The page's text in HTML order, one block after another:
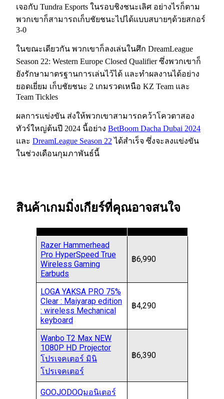
เจอกับ Tundra Esports ในรอบชิงชนะเลิศ อย่างไรก็ตาม
พวกเขาก็สามารถเก็บชัยชนะไปได้แบบสบายๆด้วยสกอร์
3-0
ในขณะเดียวกัน พวกเขาก็ลงเล่นในศึก DreamLeague
Season 22: Western Europe Closed Qualifier ซึ่งพวกเขาก็
ยังรักษามาตรฐานการเล่นไว้ได้ และทำผลงานได้อย่าง
ยอดเยี่ยม เก็บชัยชนะ 2 เกมรวดเหนือ KZ Team และ
Team Tickles
ผลการแข่งขัน ส่งให้พวกเขาสามารถคว้าโควตาสอง
ทัวร์ใหญ่ต้นปี 2024 นี้อย่าง BetBoom Dacha Dubai 2024
และ DreamLeague Season 22 ได้สำเร็จ ซึ่งจะลงแข่งขัน
ในช่วงเดือนกุมภาพันธ์นี้
สินค้าเกมมิ่งเกียร์ที่คุณอาจสนใจ
Razer Hammerhead
Pro HyperSpeed True
Wireless Gaming
Earbuds
฿6,990
LOGA YAKSA PRO 75%
Clear : Maiyarap edition
: wireless Mechanical
keyboard
฿4,290
Wanbo T2 Max NEW
1080P HD Projector
โปรเจคเตอร์ มินิ
โปรเจคเตอร์
฿6,390
GOOJODOQมอนิเตอร์